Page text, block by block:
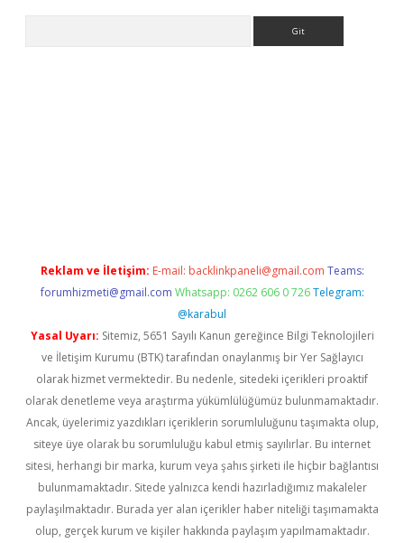
Reklam ve İletişim: E-mail: backlinkpaneli@gmail.com Teams:
forumhizmeti@gmail.com Whatsapp: 0262 606 0 726 Telegram:
@karabul
Yasal Uyarı: Sitemiz, 5651 Sayılı Kanun gereğince Bilgi Teknolojileri
ve İletişim Kurumu (BTK) tarafından onaylanmış bir Yer Sağlayıcı
olarak hizmet vermektedir. Bu nedenle, sitedeki içerikleri proaktif
olarak denetleme veya araştırma yükümlülüğümüz bulunmamaktadır.
Ancak, üyelerimiz yazdıkları içeriklerin sorumluluğunu taşımakta olup,
siteye üye olarak bu sorumluluğu kabul etmiş sayılırlar. Bu internet
sitesi, herhangi bir marka, kurum veya şahıs şirketi ile hiçbir bağlantısı
bulunmamaktadır. Sitede yalnızca kendi hazırladığımız makaleler
paylaşılmaktadır. Burada yer alan içerikler haber niteliği taşımamakta
olup, gerçek kurum ve kişiler hakkında paylaşım yapılmamaktadır.